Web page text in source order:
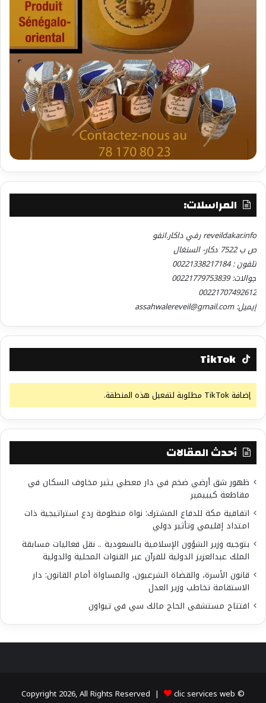
المراسلات:
reveildakar.info رفي داكار.انفو
ص ب 7522 دكار- السنغال
تلفون : 00221338217184
جوالات: 00221779753839
00221707492612
إيميل: assahwalereveil@gmail.com
TikTok
إضافة TikTok مطلوبة لتفعيل هذه المنطقة.
أحدث المقالات
ظهور شق أرضي ضخم في دار معطي يثير مخاوف السكان في
مقاطعة كيبيمير
اتفاقية مكة للدفاع المشترك: نواة منظومة ردع استراتيجية ذات
امتداد إقليمي وتأثير دولي
بتوجيه وزير الشؤون الإسلامية بالسعودية .. نقل فعاليات مسابقة
الملك عبدالعزيز الدولية للقرآن عبر القنوات المحلية والدولية
قانون الأسرة، والقضاة الشرعيون، والمساواة أمام القانون: دار
الاستقامة تخاطب وزير العدل
افتتاح مستشفى الحاج مالك سي في تيواون
© Copyright 2026, All Rights Reserved |
clic services web